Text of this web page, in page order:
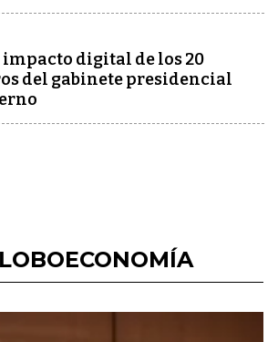
impacto digital de los 20
del gabinete presidencial